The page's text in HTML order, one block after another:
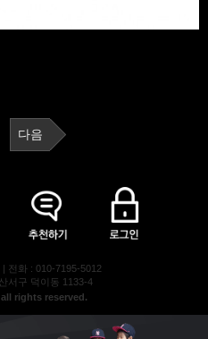
다음
전화 : 010-7195-5012
서구 덕이동 1133-4
rights reserved.